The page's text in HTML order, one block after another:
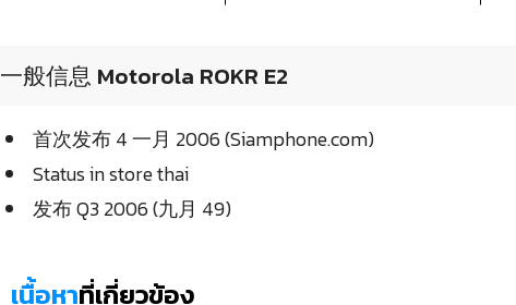
一般信息 Motorola ROKR E2
首次发布 4 一月 2006 (Siamphone.com)
Status in store thai
发布 Q3 2006 (九月 49)
เนื้อหาที่เกี่ยวข้อง